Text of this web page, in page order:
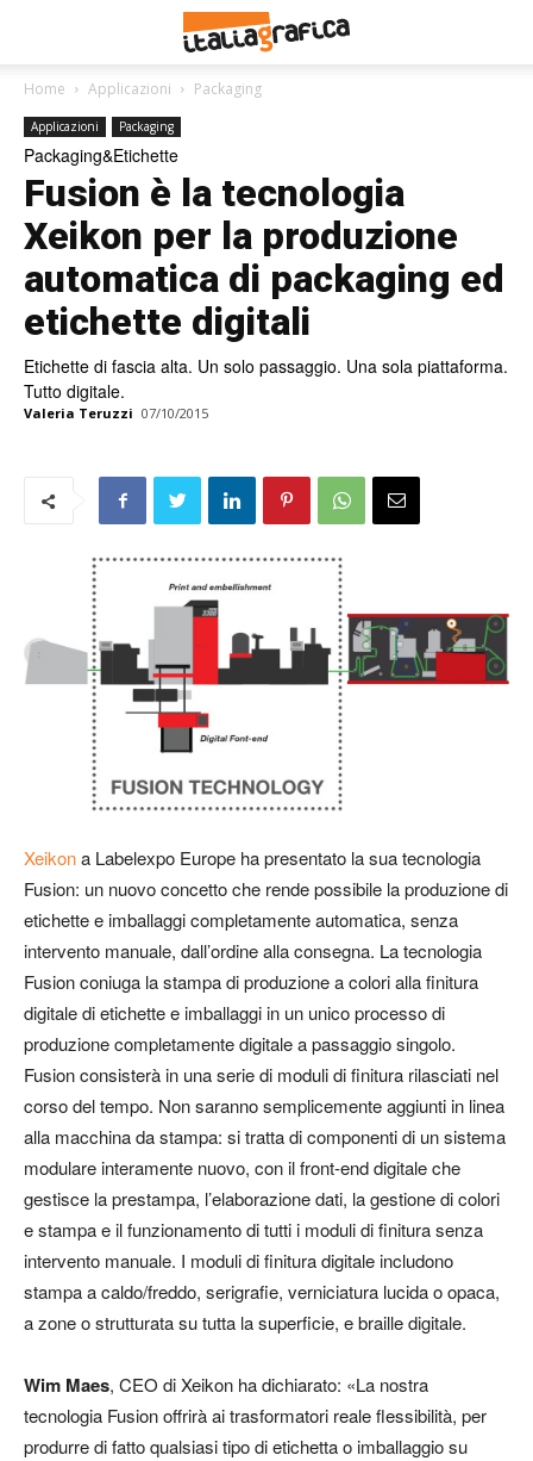
Home Applicazioni Packaging
Applicazioni Packaging
Packaging&Etichette
Fusion è la tecnologia
Xeikon per la produzione
automatica di packaging ed
etichette digitali
Etichette di fascia alta. Un solo passaggio. Una sola piattaforma.
Tutto digitale.
Valeria Teruzzi 07/10/2015
Xeikona Labelexpo Europe ha presentato la sua tecnologia
Fusion: un nuovo concetto che rende possibile la produzione di
etichette e imballaggi completamente automatica, senza
intervento manuale, dall’ordine alla consegna. La tecnologia
Fusion coniuga la stampa di produzione a colori alla finitura
digitale di etichette e imballaggi in un unico processo di
produzione completamente digitale a passaggio singolo.
Fusion consisterà in una serie di moduli di finitura rilasciati nel
corso del tempo. Non saranno semplicemente aggiunti in linea
alla macchina da stampa: si tratta di componenti di un sistema
modulare interamente nuovo, con il front-end digitale che
gestisce la prestampa, l’elaborazione dati, la gestione di colori
e stampa e il funzionamento di tutti i moduli di finitura senza
intervento manuale. I moduli di finitura digitale includono
stampa a caldo/freddo, serigrafie, verniciatura lucida o opaca,
a zone o strutturata su tutta la superficie, e braille digitale.
Wim Maes, CEO di Xeikon ha dichiarato: «La nostra
tecnologia Fusion offrirà ai trasformatori reale flessibilità, per
produrre di fatto qualsiasi tipo di etichetta o imballaggio su